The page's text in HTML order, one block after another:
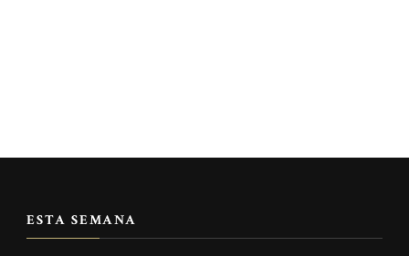
ESTA SEMANA